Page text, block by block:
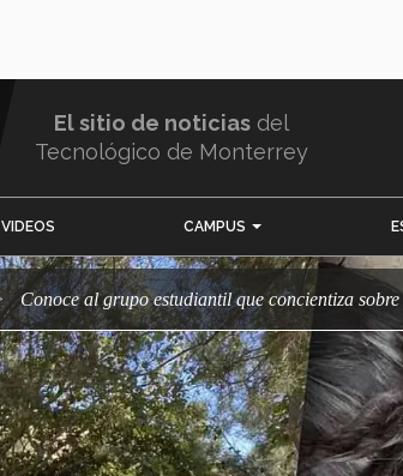
El sitio de noticias del
Tecnológico de Monterrey
VIDEOS CAMPUS
Conoce al grupo estudiantil que concientiza